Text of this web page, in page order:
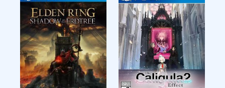
Octopath Traveler II
Disco Elysium The
Final Cut